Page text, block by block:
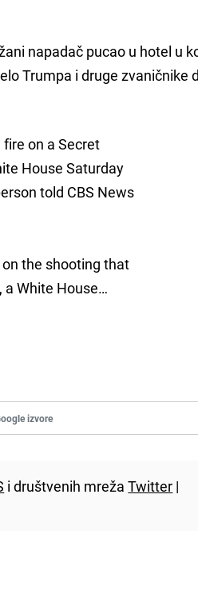
napadač pucao u hotel u
Trumpa i druge zvaničnike
on a Secret
House Saturday
told CBS News
the shooting that
a White House…
izvore
i društvenih mrežaTwitter |